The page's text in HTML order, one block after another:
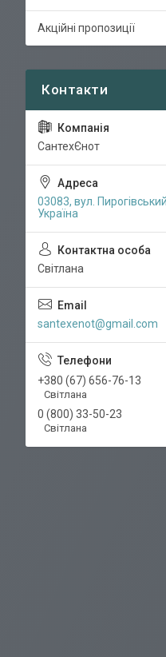
Акційні пропозиції
СантехЄнот
03083, вул.
Україна
Світлана
santexenot@gmail.com
+380 (67) 656-76-13
Світлана
0 (800) 33-50-23
Світлана